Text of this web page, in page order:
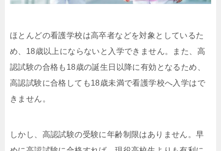
ほとんどの看護学校は高卒者などを対象としているた
め、18歳以上にならないと入学できません。また、高
認試験の合格も18歳の誕生日以降に有効となるため、
高認試験に合格しても18歳未満で看護学校へ入学はで
きません。
しかし、高認試験の受験に年齢制限はありません。早